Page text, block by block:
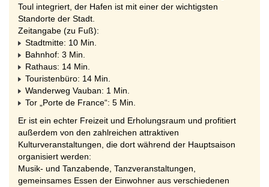
Toul integriert, der Hafen ist mit einer der wichtigsten
Standorte der Stadt.
Zeitangabe (zu Fuß):
Stadtmitte: 10 Min.
Bahnhof: 3 Min.
Rathaus: 14 Min.
Touristenbüro: 14 Min.
Wanderweg Vauban: 1 Min.
Tor „Porte de France“: 5 Min.
Er ist ein echter Freizeit und Erholungsraum und profitiert
außerdem von den zahlreichen attraktiven
Kulturveranstaltungen, die dort während der Hauptsaison
organisiert werden:
Musik- und Tanzabende, Tanzveranstaltungen,
gemeinsames Essen der Einwohner aus verschiedenen